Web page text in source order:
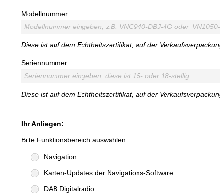
Modellnummer:
Modellnummer eingeben, z.B. VNC940-DBJ-4G oder
Seriennummer:
Seriennummer eingeben, diese ist 15- oder 18-stellig
Bitte Funktionsbereich auswählen:
Navigation
DAB Digitalradio
Karten-Updates der Navigations-Software
Ihr Anliegen:
Diese ist auf dem Echtheitszertifikat, auf der
Diese ist auf dem Echtheitszertifikat, auf der